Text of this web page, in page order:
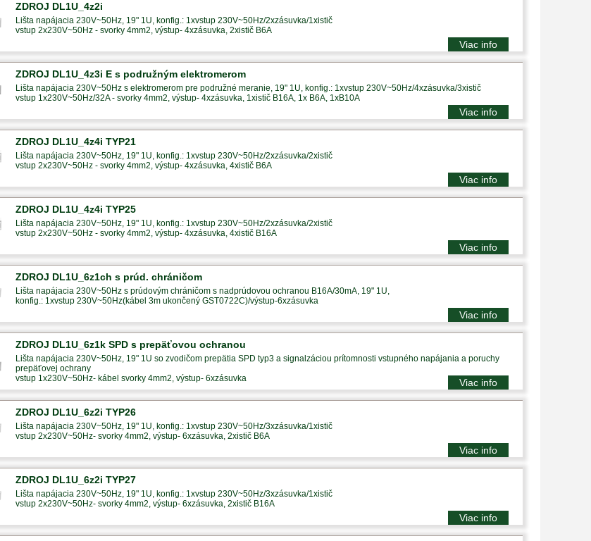
ZDROJ DL1U_4z2i
Lišta napájacia 230V~50Hz, 19" 1U, konfig.: 1xvstup 230V~50Hz/2xzásuvka/1xistič
vstup 2x230V~50Hz - svorky 4mm2, výstup- 4xzásuvka, 2xistič B6A
Viac info
ZDROJ DL1U_4z3i E s podružným elektromerom
Lišta napájacia 230V~50Hz s elektromerom pre podružné meranie, 19" 1U, konfig.: 1xvstup 230V~50Hz/4xzásuvka/3xistič
vstup 1x230V~50Hz/32A - svorky 4mm2, výstup- 4xzásuvka, 1xistič B16A, 1x B6A, 1xB10A
Viac info
ZDROJ DL1U_4z4i TYP21
Lišta napájacia 230V~50Hz, 19" 1U, konfig.: 1xvstup 230V~50Hz/2xzásuvka/2xistič
vstup 2x230V~50Hz - svorky 4mm2, výstup- 4xzásuvka, 4xistič B6A
Viac info
ZDROJ DL1U_4z4i TYP25
Lišta napájacia 230V~50Hz, 19" 1U, konfig.: 1xvstup 230V~50Hz/2xzásuvka/2xistič
vstup 2x230V~50Hz - svorky 4mm2, výstup- 4xzásuvka, 4xistič B16A
Viac info
ZDROJ DL1U_6z1ch s prúd. chráničom
Lišta napájacia 230V~50Hz s prúdovým chráničom s nadprúdovou ochranou B16A/30mA, 19" 1U,
konfig.: 1xvstup 230V~50Hz(kábel 3m ukončený GST0722C)/výstup-6xzásuvka
Viac info
ZDROJ DL1U_6z1k SPD s prepäťovou ochranou
Lišta napájacia 230V~50Hz, 19" 1U so zvodičom prepätia SPD typ3 a signalzáciou prítomnosti vstupného napájania a poruchy
prepäťovej ochrany
vstup 1x230V~50Hz- kábel svorky 4mm2, výstup- 6xzásuvka
Viac info
ZDROJ DL1U_6z2i TYP26
Lišta napájacia 230V~50Hz, 19" 1U, konfig.: 1xvstup 230V~50Hz/3xzásuvka/1xistič
vstup 2x230V~50Hz- svorky 4mm2, výstup- 6xzásuvka, 2xistič B6A
Viac info
ZDROJ DL1U_6z2i TYP27
Lišta napájacia 230V~50Hz, 19" 1U, konfig.: 1xvstup 230V~50Hz/3xzásuvka/1xistič
vstup 2x230V~50Hz- svorky 4mm2, výstup- 6xzásuvka, 2xistič B16A
Viac info